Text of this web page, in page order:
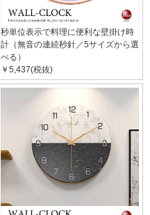
秒単位表示で料理に便利な壁掛け時
計（無音の連続秒針／5サイズから選
べる）
￥5,437(税抜)